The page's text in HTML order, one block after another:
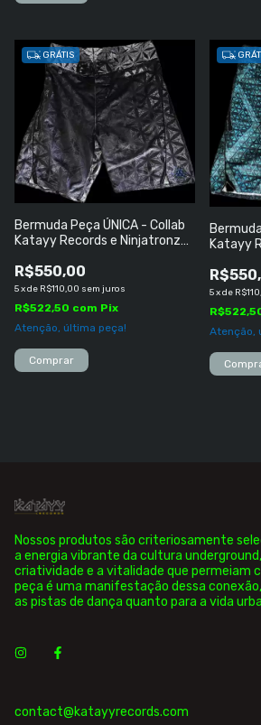
GRÁTIS
Bermuda Peça ÚNICA - Collab
Katayy Records e Ninjatronz
R$550,00
5xde R$110,00 sem juros
R$522,50 com Pix
Atenção, última peça!
Katayy
5xde
Atenção,
Nossos produtos são criteriosamente
a energia vibrante da cultura
criatividade e a vitalidade que permeiam
peça é uma manifestação dessa
as pistas de dança quanto para a vida
contact@katayyrecords.com